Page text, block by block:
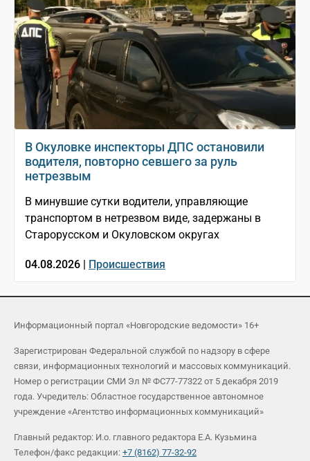
В Окуловке инспекторы ДПС остановили
водителя, повторно севшего за руль
нетрезвым
В минувшие сутки водители, управляющие
транспортом в нетрезвом виде, задержаны в
Старорусском и Окуловском округах
04.08.2026 | Происшествия
Информационный портал «Новгородские ведомости» 16+
Зарегистрирован Федеральной службой по надзору в сфере
связи, информационных технологий и массовых коммуникаций.
Номер о регистрации СМИ Эл № ФС77-77322 от 5 декабря 2019
года. Учредитель: Областное государственное автономное
учреждение «Агентство информационных коммуникаций»
Главный редактор: И.о. главного редактора Е.А. Кузьмина
Телефон/факс редакции: +7 (8162) 77-32-92